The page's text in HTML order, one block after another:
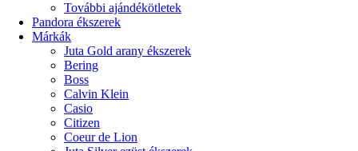
További ajándékötletek
Pandora ékszerek
Márkák
Juta Gold arany ékszerek
Bering
Boss
Calvin Klein
Casio
Citizen
Coeur de Lion